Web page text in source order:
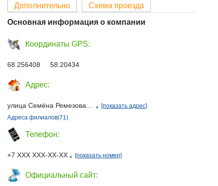
Дополнительно
Схема проезда
Основная информация о компании
Координаты GPS:
68.256408 58.20434
Адрес:
улица Семёна Ремезова...
[показать адрес]
Адреса филиалов(71)
Телефон:
+7 ХХХ ХХХ-ХХ-ХХ [показать номер]
Официальный сайт: